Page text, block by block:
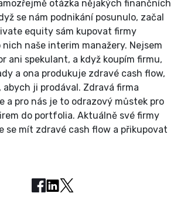
otázka nějakých finančních
se nám podnikání posunulo, začal
equity sám kupovat firmy
naše interim manažery. Nejsem
ani spekulant, a když koupím firmu,
a ona produkuje zdravé cash flow,
ji prodával. Zdravá firma
a pro nás je to odrazový můstek pro
do portfolia. Aktuálně své firmy
se mít zdravé cash flow a přikupovat